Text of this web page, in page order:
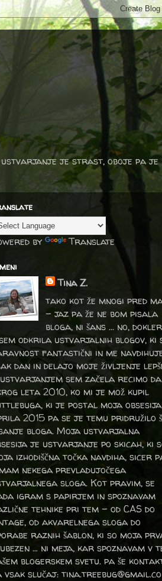
ustvarjanje je strast, oboje pa je
by Translate
Tina Z.
tako kot že mnogi pred
- jaz pa že ne bom pisala
bloga, ni šans ... no, dokler
odkrila ustvarjalnih blogov, ki
fantastični in me
dan in delajo moje življenje
sem začela recimo da
leta 2010, ko mi je mož kupil
ki je postal moja
2015 pa se je temu pridružilo
bloga. Moja ustvarjalna
je ustvarjanje po skicah, ki
izhodiščna točka navdiha, sicer
nekega prevladujočega
sloga. Kot pravim, se
igram s papirjem in spoznavam
tehnike pri tem – od CAS do
od akvarelnega sloga do
raznih šablon, ki so moja
… ni meja, kar spoznavam v
blogerskem svetu. pa še
vsak slučaj: